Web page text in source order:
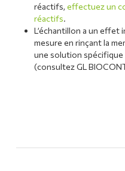
réactifs,effectuez un
réactifs.
L’échantillon a un effet
mesure en rinçant la
une solution spécifique
(consultez GL